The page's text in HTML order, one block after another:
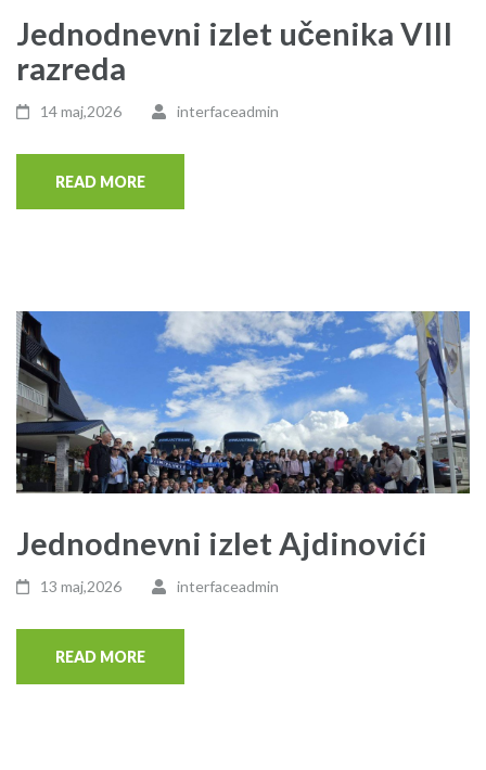
Jednodnevni izlet učenika VIII
razreda
14 maj,2026 interfaceadmin
READ MORE
Jednodnevni izlet Ajdinovići
13 maj,2026 interfaceadmin
READ MORE